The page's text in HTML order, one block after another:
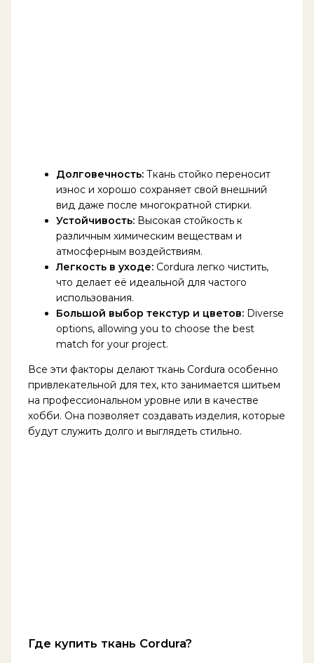
Долговечность:Ткань стойко переносит
износ и хорошо сохраняет свой внешний
вид даже после многократной стирки.
Устойчивость:Высокая стойкость к
различным химическим веществам и
атмосферным воздействиям.
Легкость в уходе:Cordura легко чистить,
что делает её идеальной для частого
использования.
Большой выбор текстур и цветов:Diverse
options, allowing you to choose the best
match for your project.
Все эти факторы делают ткань Cordura особенно
привлекательной для тех, кто занимается шитьем
на профессиональном уровне или в качестве
хобби. Она позволяет создавать изделия, которые
будут служить долго и выглядеть стильно.
Где купить ткань Cordura?